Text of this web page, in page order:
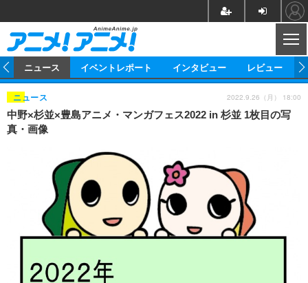
ニュース
マンガ
音楽 声優
ゲーム グッズ
イベント 海外
イベントレポート
アニメ
ライブ 舞台
海外イベント ビジネス
インタビュー
スタッフ 声優
俳優・タレント アーティスト
ビジネス
レビュー
アニメ 実写
ゲーム
動画
アニメ！アニメ！TV
ニュース イベントレポート インタビュー レビュー
中野×杉並×豊島アニメ・マンガフェス2022 in 杉並 1枚目の写
真・画像
ニュース 2022.9.26（月） 18:00